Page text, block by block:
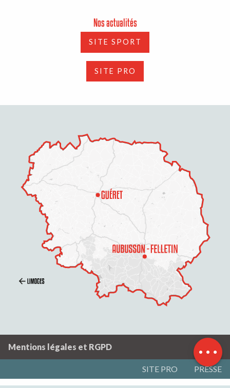
Description
Prestations
Contacter par
email
Nos actualités
SITE SPORT
SITE PRO
Mentions légales et RGPD
SITE PRO PRESSE